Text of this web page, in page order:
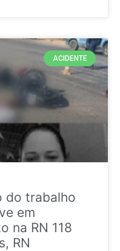
ACIDENTE
do trabalho
em
na RN 118
RN